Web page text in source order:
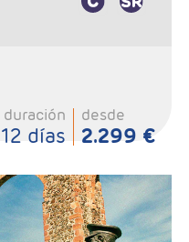
duración
12 días
desde
2.299 €
Noche San Miguel de
Zacatecas, 1 noche